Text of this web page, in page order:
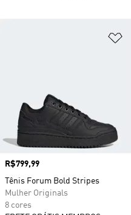
Preço
R$799,99
Tênis Forum Bold Stripes
Mulher Originals
8 cores